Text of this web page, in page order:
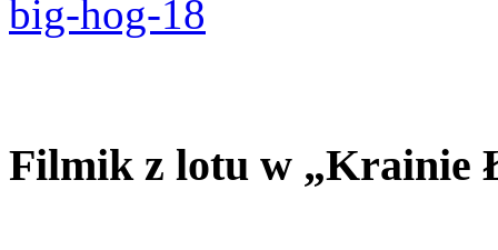
Filmik z lotu w „Krainie